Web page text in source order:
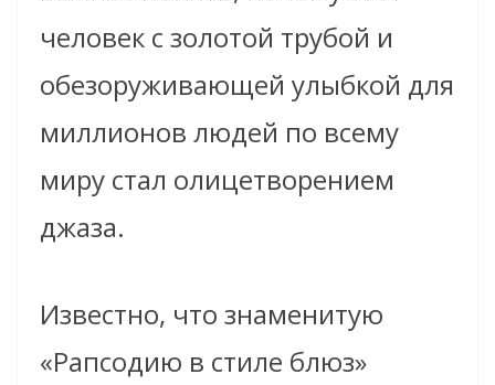
человек с золотой трубой и
обезоруживающей улыбкой для
миллионов людей по всему
миру стал олицетворением
джаза.
Известно, что знаменитую
«Рапсодию в стиле блюз»